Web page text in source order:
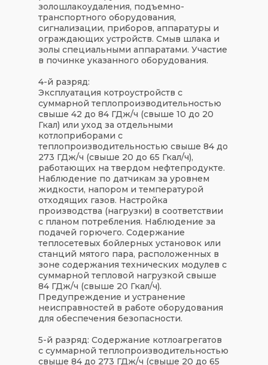
золошлакоудаления, подъемно-
транспортного оборудования,
сигнализации, приборов, аппаратуры и
ограждающих устройств. Смыв шлака и
золы специальными аппаратами. Участие
в починке указанного оборудования.
4-й разряд:
Эксплуатация котроустройств с
суммарной теплопроизводительностью
свыше 42 до 84 ГДж/ч (свыше 10 до 20
Гкал) или уход за отдельными
котлоприборами с
теплопроизводительностью свыше 84 до
273 ГДж/ч (свыше 20 до 65 Гкал/ч),
работающих на твердом нефтепродукте.
Наблюдение по датчикам за уровнем
жидкости, напором и температурой
отходящих газов. Настройка
производства (нагрузки) в соответствии
с планом потребления. Наблюдение за
подачей горючего. Содержание
теплосетевых бойлерных установок или
станций мятого пара, расположенных в
зоне содержания технических модулев с
суммарной тепловой нагрузкой свыше
84 ГДж/ч (свыше 20 Гкал/ч).
Предупреждение и устранение
неисправностей в работе оборудования
для обеспечения безопасности.
5-й разряд: Содержание котлоагрегатов
с суммарной теплопроизводительностью
свыше 84 до 273 ГДж/ч (свыше 20 до 65